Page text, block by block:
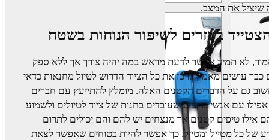
שיציל את המצב.
בעזרים לשיפור הנוחות בשטח
לא תמיד אפשר לדעת מראש במה יהיה צורך אך ללא ספק
כבר עושים מאמץ לרכז את כל הציוד הדרוש לטיול מחנאות כדאי
גם על הדברים הקטנים האלה. מומלץ להתייעץ עם חברים
אפילו עם אנשי מקצוע שעובדים בחנות של ציוד לטיולים ולשמוע
אילו טיפים קטנים אך מנצחים יש להם והם יכולים לתרום
של כל מטייל ומטייל. כך אפשר להיות בטוחים שאפשר לצאת